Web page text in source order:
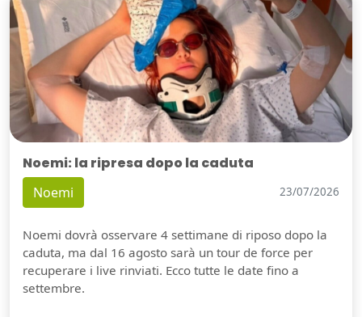
Noemi: la ripresa dopo la caduta
Noemi 23/07/2026
Noemi dovrà osservare 4 settimane di riposo dopo la
caduta, ma dal 16 agosto sarà un tour de force per
recuperare i live rinviati. Ecco tutte le date fino a
settembre.